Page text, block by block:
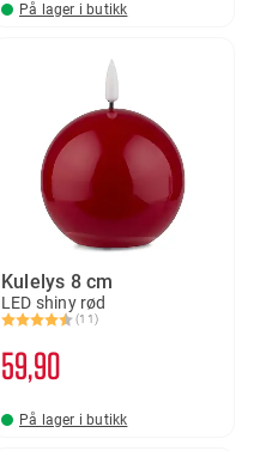
På lager i butikk
Kulelys 8 cm
LED shiny rød
Karakter:
(11)
4.8 av 5 mulige
59 90
På lager i butikk